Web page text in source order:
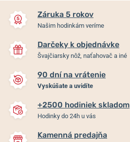
Záruka 5 rokov
Našim hodinkám veríme
Darčeky k objednávke
Švajčiarsky nôž, naťahovač a iné
90 dní na vrátenie
Vyskúšate a uvidíte
+2500 hodiniek skladom
Hodinky do 24h u vás
Kamenná predajňa